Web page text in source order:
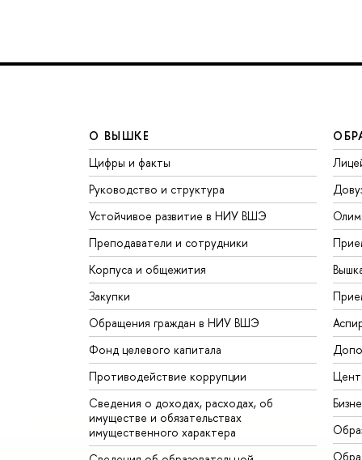
О ВЫШКЕ
Цифры и факты
Руководство и структура
Устойчивое развитие в НИУ ВШЭ
Преподаватели и сотрудники
Корпуса и общежития
Закупки
Обращения граждан в НИУ ВШЭ
Фонд целевого капитала
Противодействие коррупции
Сведения о доходах, расходах, об
имуществе и обязательствах
имущественного характера